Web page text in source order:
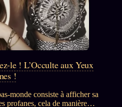
le ! L’Occulte aux Yeux
!
monde consiste à afficher sa
profanes, cela de manière